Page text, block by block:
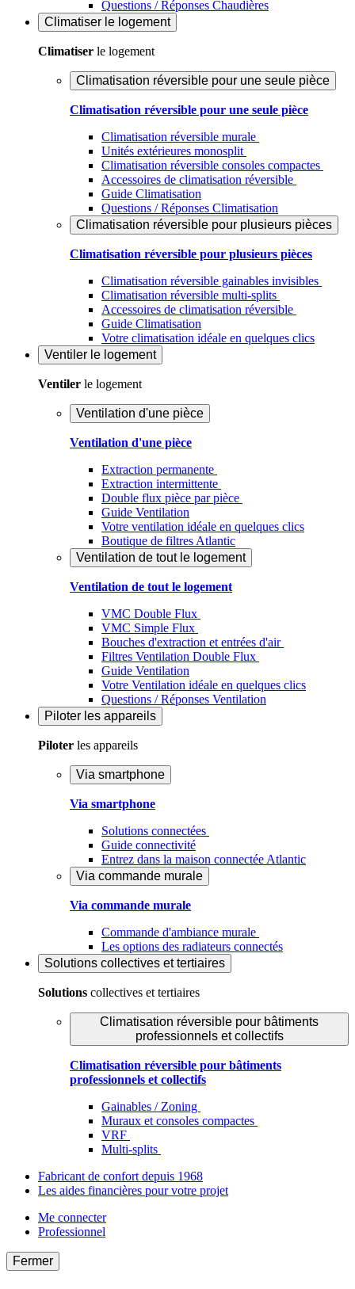
Questions / Réponses Chaudières
Climatiser le logement
Climatiser le logement
Climatisation réversible pour une seule pièce
Climatisation réversible pour une seule pièce
Climatisation réversible murale
Unités extérieures monosplit
Climatisation réversible consoles compactes
Accessoires de climatisation réversible
Guide Climatisation
Questions / Réponses Climatisation
Climatisation réversible pour plusieurs pièces
Climatisation réversible pour plusieurs pièces
Climatisation réversible gainables invisibles
Climatisation réversible multi-splits
Accessoires de climatisation réversible
Guide Climatisation
Votre climatisation idéale en quelques clics
Ventiler le logement
Ventiler le logement
Ventilation d'une pièce
Ventilation d'une pièce
Extraction permanente
Extraction intermittente
Double flux pièce par pièce
Guide Ventilation
Votre ventilation idéale en quelques clics
Boutique de filtres Atlantic
Ventilation de tout le logement
Ventilation de tout le logement
VMC Double Flux
VMC Simple Flux
Bouches d'extraction et entrées d'air
Filtres Ventilation Double Flux
Guide Ventilation
Votre Ventilation idéale en quelques clics
Questions / Réponses Ventilation
Piloter les appareils
Piloter les appareils
Via smartphone
Via smartphone
Solutions connectées
Guide connectivité
Entrez dans la maison connectée Atlantic
Via commande murale
Via commande murale
Commande d'ambiance murale
Les options des radiateurs connectés
Solutions collectives et tertiaires
Solutions collectives et tertiaires
Climatisation réversible pour bâtiments
professionnels et collectifs
Climatisation réversible pour bâtiments
professionnels et collectifs
Gainables / Zoning
Muraux et consoles compactes
VRF
Multi-splits
Fabricant de confort depuis 1968
Les aides financières pour votre projet
Me connecter
Professionnel
Fermer